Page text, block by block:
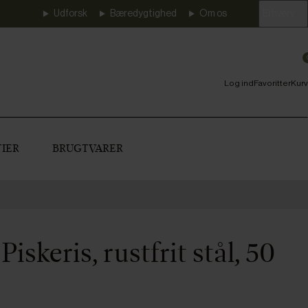
Udforsk Bæredygtighed Om os
Log indFavoritterKurv
BRUGTVARER
rustfrit stål, 50